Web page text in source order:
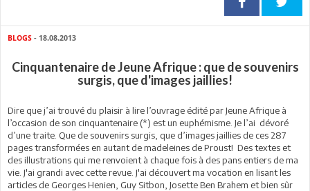
BLOGS - 18.08.2013
Cinquantenaire de Jeune Afrique : que de souvenirs
surgis, que d'images jaillies!
Dire que j’ai trouvé du plaisir à lire l’ouvrage édité par Jeune Afrique à
l’occasion de son cinquantenaire (*) est un euphémisme. Je l’ai dévoré
d’une traite. Que de souvenirs surgis, que d’images jaillies de ces 287
pages transformées en autant de madeleines de Proust! Des textes et
des illustrations qui me renvoient à chaque fois à des pans entiers de ma
vie. J'ai grandi avec cette revue. J'ai découvert ma vocation en lisant les
articles de Georges Henien, Guy Sitbon, Josette Ben Brahem et bien sûr